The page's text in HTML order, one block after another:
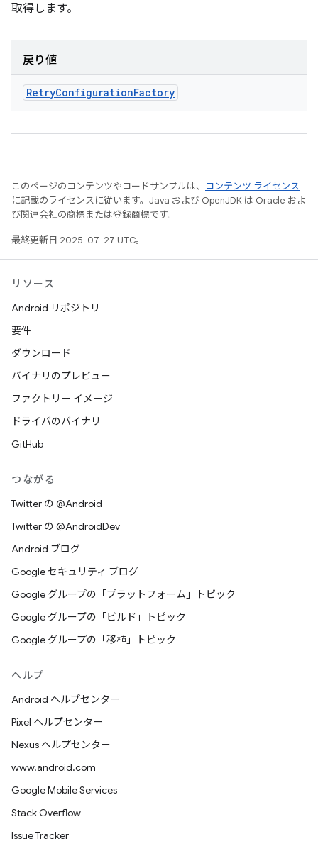
取得します。
戻り値
RetryConfigurationFactory
このページのコンテンツやコードサンプルは、
コンテンツ ライセンス
に記載のライセンスに従います。Java および OpenJDK は Oracle およ
び関連会社の商標または登録商標です。
最終更新日 2025-07-27 UTC。
リソース
Android リポジトリ
要件
ダウンロード
バイナリのプレビュー
ファクトリー イメージ
ドライバのバイナリ
GitHub
つながる
Twitter の @Android
Twitter の @AndroidDev
Android ブログ
Google セキュリティ ブログ
Google グループの「プラットフォーム」トピック
Google グループの「ビルド」トピック
Google グループの「移植」トピック
ヘルプ
Android ヘルプセンター
Pixel ヘルプセンター
Nexus ヘルプセンター
www.android.com
Google Mobile Services
Stack Overflow
Issue Tracker